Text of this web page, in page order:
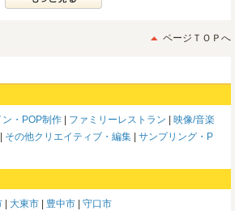
ページＴＯＰへ
・POP制作 ファミリーレストラン
映像/音楽
その他クリエイティブ・編集
サンプリング・P
大東市 豊中市 守口市